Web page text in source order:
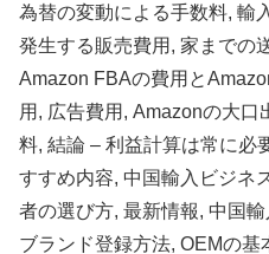
為替の変動による手数料, 輸
発生する販売費用, 家までの
Amazon FBAの費用と
用, 広告費用, Amazonの大口
料, 結論 – 利益計算は常に必
すすめ内容, 中国輸入ビジネ
者の選び方, 最新情報, 中国
ブランド登録方法, OEMの